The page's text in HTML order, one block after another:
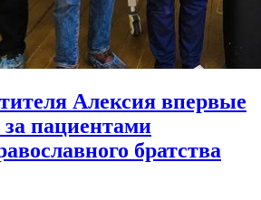
Алексия впервые
за пациентами
братства